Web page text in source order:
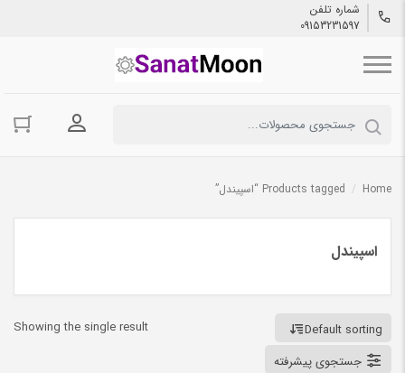
شماره تلفن
09153231597
ورود به
Home
/ Products tagged “اسپیندل”
اسپیندل
Showing the single result
Default sorting
جستجوی پیشرفته